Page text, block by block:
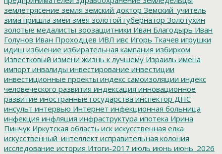
землетрясение земля земский доктор Земский_учитель
зима пришла змеи змея золотой губернатор Золотухин
золотые медалисты зоозащитники Иван Благодырь Иван
Голунов Иван Проходцев ИВЛ ивс Игорь Ткачев игрушки
идиш избиение избирательная кампания избирком
Известковый измени жизнь к лучшему Израиль имена
импорт инвалиды инвестирование инвестиции
инвестиционные проекты индекс самоизоляции индекс
человеческого развития индексация инновационное
развитие иностранные государства инспектор ДПС
инсульт интервью Интернет инфекционная больница
инфекция инфляция инфраструктура ипотека Ирина
Пинчук Иркутская область иск искусственная елка
искусственный_интеллект исправительная колония
исследование история Итоги-2017 июль июнь июнь_2026